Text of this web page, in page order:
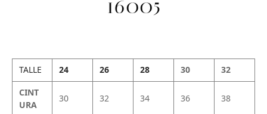
16005
TALLE 24 26 28 30
32
CINT
URA
30 32 34 36 38